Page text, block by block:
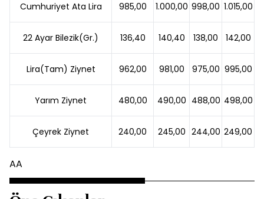
Cumhuriyet Ata Lira 985,00 1.000,00 998,00 1.015,00
22 Ayar Bilezik(Gr.) 136,40 140,40 138,00 142,00
Lira(Tam) Ziynet 962,00 981,00 975,00 995,00
Yarım Ziynet 480,00 490,00 488,00 498,00
Çeyrek Ziynet 240,00 245,00 244,00 249,00
AA